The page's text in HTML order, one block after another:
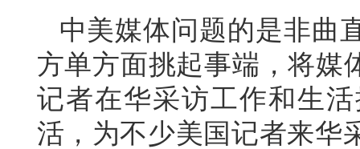
中美媒体问题的是非曲
方单方面挑起事端，将媒
记者在华采访工作和生
活，为不少美国记者来华